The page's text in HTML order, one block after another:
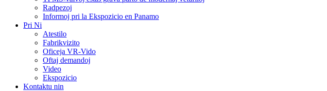
Radpezoj
Informoj pri la Ekspozicio en Panamo
Pri Ni
Atestilo
Fabrikvizito
Oficeja VR-Vido
Oftaj demandoj
Video
Ekspozicio
Kontaktu nin